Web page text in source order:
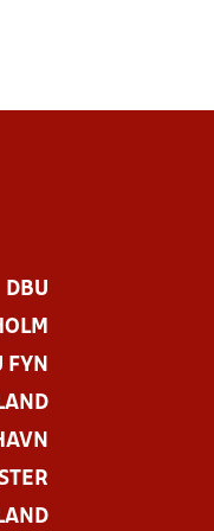
DBU
FYN